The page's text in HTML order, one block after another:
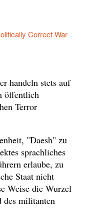
Correct War
handeln stets auf
öffentlich
Terror
"Daesh" zu
sprachliches
erlaube, zu
Staat nicht
Weise die Wurzel
des militanten